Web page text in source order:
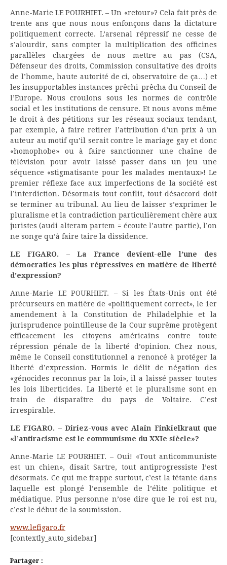
Anne-Marie LE POURHIET. – Un «retour»? Cela fait près de
trente ans que nous nous enfonçons dans la dictature
politiquement correcte. L’arsenal répressif ne cesse de
s’alourdir, sans compter la multiplication des officines
parallèles chargées de nous mettre au pas (CSA,
Défenseur des droits, Commission consultative des droits
de l’homme, haute autorité de ci, observatoire de ça…) et
les insupportables instances prêchi-prêcha du Conseil de
l’Europe. Nous croulons sous les normes de contrôle
social et les institutions de censure. Et nous avons même
le droit à des pétitions sur les réseaux sociaux tendant,
par exemple, à faire retirer l’attribution d’un prix à un
auteur au motif qu’il serait contre le mariage gay et donc
«homophobe» ou à faire sanctionner une chaîne de
télévision pour avoir laissé passer dans un jeu une
séquence «stigmatisante pour les malades mentaux»! Le
premier réflexe face aux imperfections de la société est
l’interdiction. Désormais tout conflit, tout désaccord doit
se terminer au tribunal. Au lieu de laisser s’exprimer le
pluralisme et la contradiction particulièrement chère aux
juristes (audi alteram partem = écoute l’autre partie), l’on
ne songe qu’à faire taire la dissidence.
LE FIGARO. – La France devient-elle l’une des
démocraties les plus répressives en matière de liberté
d’expression?
Anne-Marie LE POURHIET. – Si les États-Unis ont été
précurseurs en matière de «politiquement correct», le 1er
amendement à la Constitution de Philadelphie et la
jurisprudence pointilleuse de la Cour suprême protègent
efficacement les citoyens américains contre toute
répression pénale de la liberté d’opinion. Chez nous,
même le Conseil constitutionnel a renoncé à protéger la
liberté d’expression. Hormis le délit de négation des
«génocides reconnus par la loi», il a laissé passer toutes
les lois liberticides. La liberté et le pluralisme sont en
train de disparaître du pays de Voltaire. C’est
irrespirable.
LE FIGARO. – Diriez-vous avec Alain Finkielkraut que
«l’antiracisme est le communisme du XXIe siècle»?
Anne-Marie LE POURHIET. – Oui! «Tout anticommuniste
est un chien», disait Sartre, tout antiprogressiste l’est
désormais. Ce qui me frappe surtout, c’est la tétanie dans
laquelle est plongé l’ensemble de l’élite politique et
médiatique. Plus personne n’ose dire que le roi est nu,
c’est le début de la soumission.
www.lefigaro.fr
[contextly_auto_sidebar]
Partager :